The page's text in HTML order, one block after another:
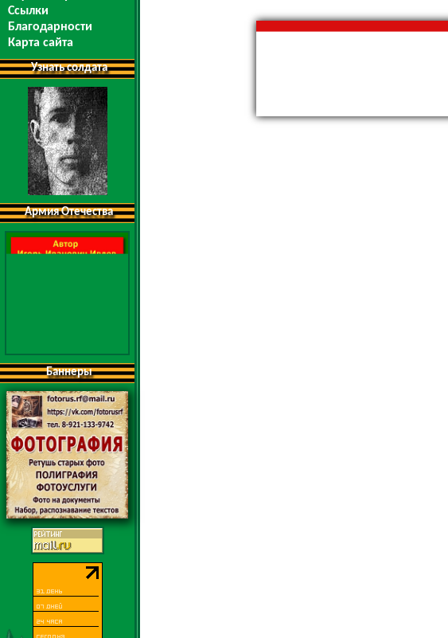
Ссылки
Благодарности
Карта сайта
Узнать солдата
Армия Отечества
Баннеры